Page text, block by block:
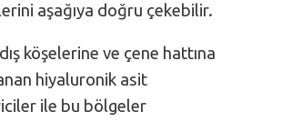
aşağıya doğru çekebilir.
köşelerine ve çene hattına
hiyaluronik asit
ile bu bölgeler